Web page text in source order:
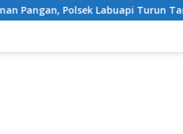
Turun Tangan Dampingi